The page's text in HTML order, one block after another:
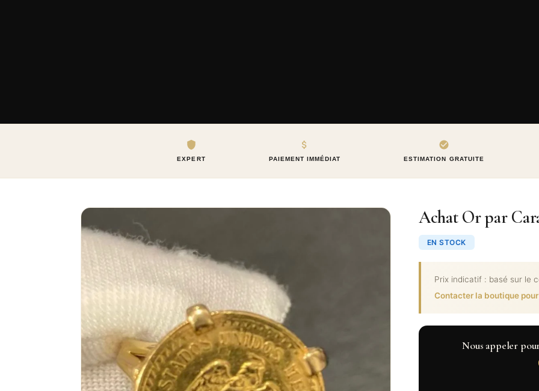
EXPERT PAIEMENT IMMÉDIAT ESTIMATION GRATUITE
Achat Or par
EN STOCK
Prix indicatif : basé sur le
Contacter la boutique
Nous appeler